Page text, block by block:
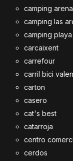
camping
camping las
camping
carcaixent
carrefour
carril bici
carton
casero
cat's best
catarroja
centro
cerdos